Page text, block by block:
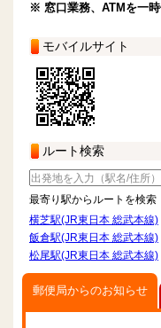
※ 窓口業務、ATMを一時
モバイルサイト
ルート検索
最寄り駅からルートを検索
横芝駅(JR東日本 総武本線)
飯倉駅(JR東日本 総武本線)
松尾駅(JR東日本 総武本線)
郵便局からのお知らせ